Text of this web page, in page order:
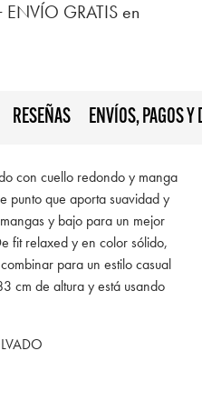
ENVÍO GRATIS en
RESEÑAS ENVÍOS, PAGOS Y
con cuello redondo y manga
punto que aporta suavidad y
y bajo para un mejor
fit relaxed y en color sólido,
para un estilo casual
cm de altura y está usando